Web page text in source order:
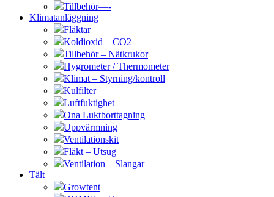
Tillbehör—-
Klimatanläggning
Fläktar
Koldioxid – CO2
Tillbehör – Nätkrukor
Hygrometer / Thermometer
Klimat – Styrning/kontroll
Kulfilter
Luftfuktighet
Ona Luktborttagning
Uppvärmning
Ventilationskit
Fläkt – Utsug
Ventilation – Slangar
Tält
Growtent